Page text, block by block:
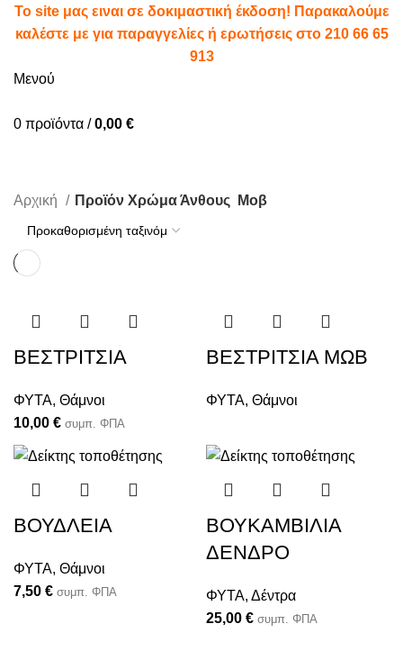
To site μας ειναι σε δοκιμαστική έκδοση! Παρακαλούμε
καλέστε με για παραγγελίες ή ερωτήσεις στο 210 66 65
913
Μενού
0 προϊόντα / 0,00 €
Αρχική Προϊόν Χρώμα Άνθους Μοβ
ΒΕΣΤΡΙΤΣΙΑ
ΦΥΤΑ, Θάμνοι
10,00 € συμπ. ΦΠΑ
ΒΕΣΤΡΙΤΣΙΑ ΜΩΒ
ΦΥΤΑ, Θάμνοι
ΒΟΥΔΛΕΙΑ
ΦΥΤΑ, Θάμνοι
7,50 € συμπ. ΦΠΑ
ΒΟΥΚΑΜΒΙΛΙΑ
ΔΕΝΔΡΟ
ΦΥΤΑ, Δέντρα
25,00 € συμπ. ΦΠΑ